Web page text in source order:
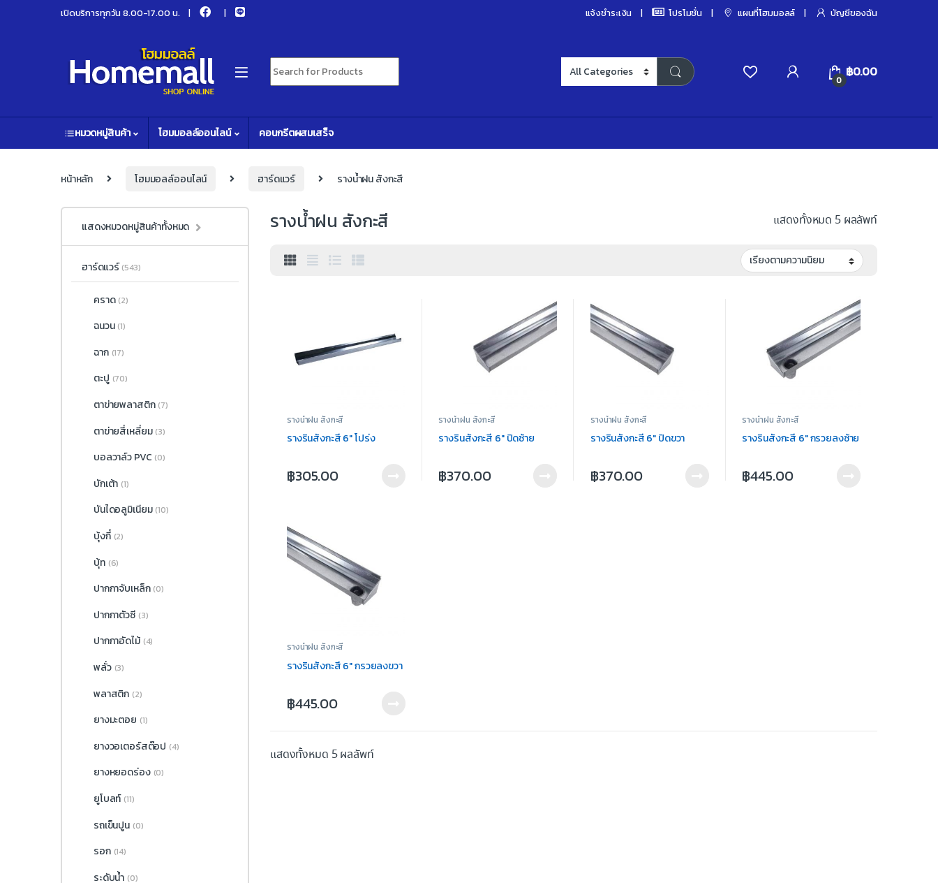
Skip to navigation
Skip to contentเปิดบริการทุกวัน 8.00-17.00 น. แจ้งชำระเงิน โปรโมชั่น แผนที่โฮมมอลล์ บัญชีของฉัน
Search for:
0
฿0.00
หมวดหมู่สินค้า โฮมมอลล์ออนไลน์ คอนกรีตผสมเสร็จ
หน้าหลัก โฮมมอลล์ออนไลน์ ฮาร์ดแวร์ รางน้ำฝน สังกะสี
รางน้ำฝน สังกะสี แสดงทั้งหมด 5 ผลลัพท์
รางน้ำฝน สังกะสี
รางรินสังกะสี 6″ โปร่ง
฿305.00
รางน้ำฝน สังกะสี
รางรินสังกะสี 6″ ปิดซ้าย
฿370.00
รางน้ำฝน สังกะสี
รางรินสังกะสี 6″ ปิดขวา
฿370.00
รางน้ำฝน สังกะสี
รางรินสังกะสี 6″ กรวยลงซ้าย
฿445.00
รางน้ำฝน สังกะสี
รางรินสังกะสี 6″ กรวยลงขวา
฿445.00
แสดงทั้งหมด 5 ผลลัพท์
แสดงหมวดหมู่สินค้าทั้งหมด
ฮาร์ดแวร์(543)
คราด (2)
ฉนวน (1)
ฉาก (17)
ตะปู (70)
ตาข่ายพลาสติก (7)
ตาข่ายสี่เหลี่ยม (3)
บอลวาล์ว PVC (0)
บักเต้า (1)
บันไดอลูมิเนียม (10)
บุ้งกี๋ (2)
บุ้ท (6)
ปากกาจับเหล็ก (0)
ปากกาตัวซี (3)
ปากกาอัดไม้ (4)
พลั่ว (3)
พลาสติก (2)
ยางมะตอย (1)
ยางวอเตอร์สต๊อป (4)
ยางหยอดร่อง (0)
ยูโบลท์ (11)
รถเข็นปูน (0)
รอก (14)
ระดับน้ำ (0)